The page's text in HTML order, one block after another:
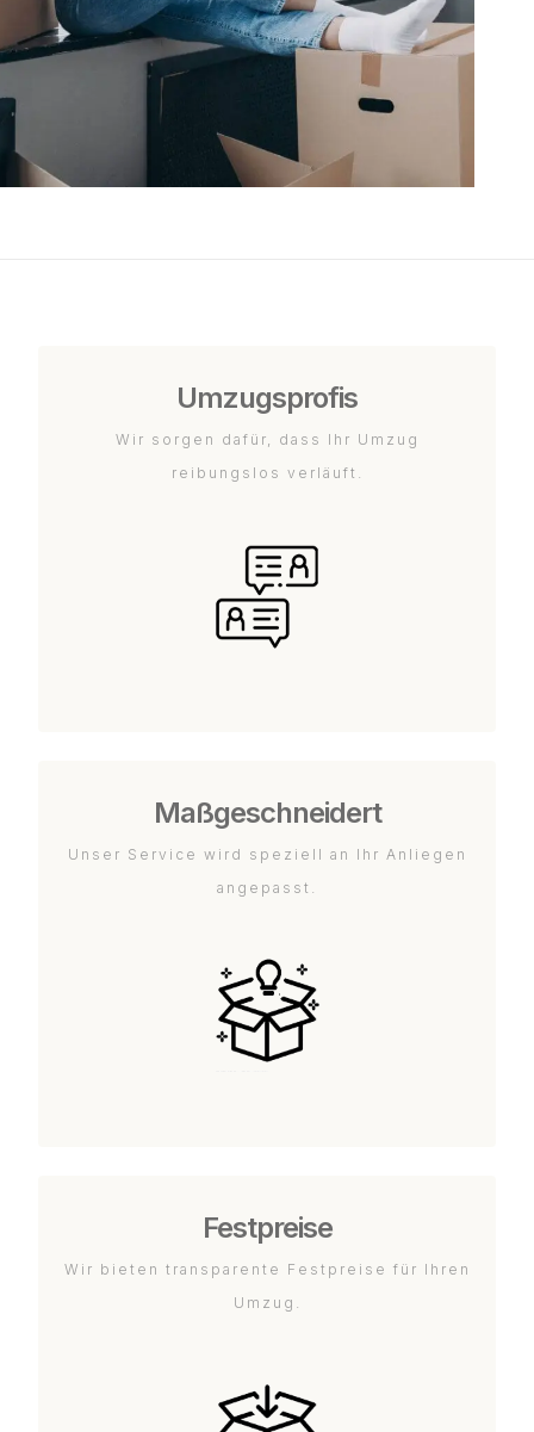
Umzugsprofis
Wir sorgen dafür, dass Ihr Umzug
reibungslos verläuft.
Maßgeschneidert
Unser Service wird speziell an Ihr Anliegen
angepasst.
Festpreise
Wir bieten transparente Festpreise für Ihren
Umzug.